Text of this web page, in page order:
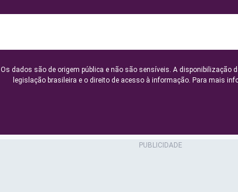
Os dados são de origem pública e não são sensíveis. A disponibilização
legislação brasileira e o direito de acesso à informação. Para mais